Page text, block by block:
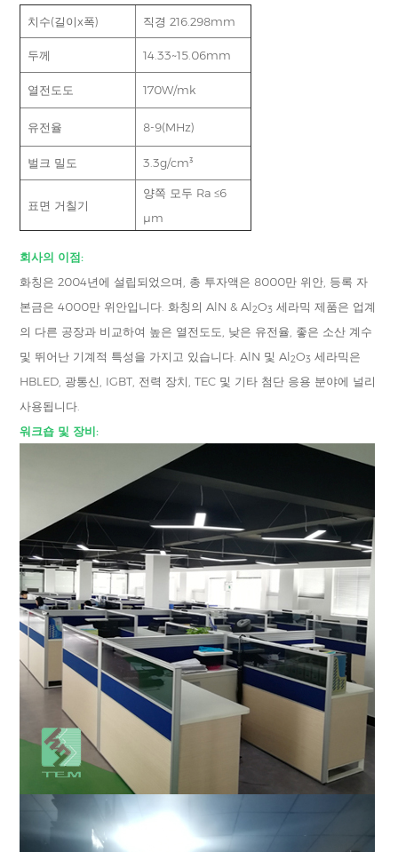
치수(길이x폭) 직경 216.298mm
두께 14.33~15.06mm
열전도도 170W/mk
유전율 8-9(MHz)
벌크 밀도 3.3g/cm³
표면 거칠기
양쪽 모두 Ra ≤6
μm
회사의 이점:
화칭은 2004년에 설립되었으며, 총 투자액은 8000만 위안, 등록 자
본금은 4000만 위안입니다. 화칭의 AlN & Al2O3 세라믹 제품은 업계
의 다른 공장과 비교하여 높은 열전도도, 낮은 유전율, 좋은 소산 계수
및 뛰어난 기계적 특성을 가지고 있습니다. AlN 및 Al2O3 세라믹은
HBLED, 광통신, IGBT, 전력 장치, TEC 및 기타 첨단 응용 분야에 널리
사용됩니다.
워크숍 및 장비: